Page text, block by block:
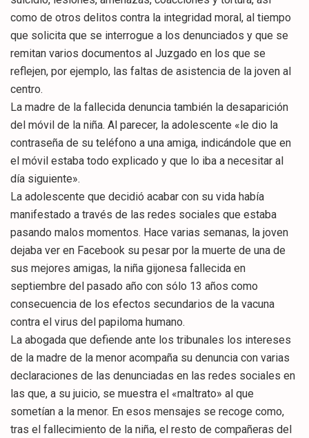
como de otros delitos contra la integridad moral, al tiempo
que solicita que se interrogue a los denunciados y que se
remitan varios documentos al Juzgado en los que se
reflejen, por ejemplo, las faltas de asistencia de la joven al
centro.
La madre de la fallecida denuncia también la desaparición
del móvil de la niña. Al parecer, la adolescente «le dio la
contraseña de su teléfono a una amiga, indicándole que en
el móvil estaba todo explicado y que lo iba a necesitar al
día siguiente».
La adolescente que decidió acabar con su vida había
manifestado a través de las redes sociales que estaba
pasando malos momentos. Hace varias semanas, la joven
dejaba ver en Facebook su pesar por la muerte de una de
sus mejores amigas, la niña gijonesa fallecida en
septiembre del pasado año con sólo 13 años como
consecuencia de los efectos secundarios de la vacuna
contra el virus del papiloma humano.
La abogada que defiende ante los tribunales los intereses
de la madre de la menor acompaña su denuncia con varias
declaraciones de las denunciadas en las redes sociales en
las que, a su juicio, se muestra el «maltrato» al que
sometían a la menor. En esos mensajes se recoge como,
tras el fallecimiento de la niña, el resto de compañeras del